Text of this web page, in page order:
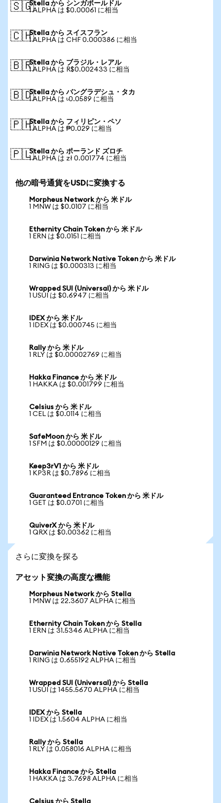
🇸🇬Stella から シンガポールドル
1 ALPHA は $0.00061 に相当
🇨🇭Stella から スイスフラン
1 ALPHA は CHF 0.000386 に相当
🇧🇷Stella から ブラジル・レアル
1 ALPHA は R$0.002433 に相当
🇧🇩Stella から バングラデシュ・タカ
1 ALPHA は ৳0.0589 に相当
🇵🇭Stella から フィリピン・ペソ
1 ALPHA は ₱0.029 に相当
🇵🇱Stella から ポーランド ズロチ
1 ALPHA は zł 0.001774 に相当
他の暗号通貨をUSDに変換する
Morpheus Network から 米ドル
1 MNW は $0.0107 に相当
Ethernity Chain Token から 米ドル
1 ERN は $0.0151 に相当
Darwinia Network Native Token から 米ドル
1 RING は $0.000313 に相当
Wrapped SUI (Universal) から 米ドル
1 USUI は $0.6947 に相当
IDEX から 米ドル
1 IDEX は $0.000745 に相当
Rally から 米ドル
1 RLY は $0.00002769 に相当
Hakka Finance から 米ドル
1 HAKKA は $0.001799 に相当
Celsius から 米ドル
1 CEL は $0.0114 に相当
SafeMoon から 米ドル
1 SFM は $0.00000129 に相当
Keep3rV1 から 米ドル
1 KP3R は $0.7896 に相当
Guaranteed Entrance Token から 米ドル
1 GET は $0.0701 に相当
QuiverX から 米ドル
1 QRX は $0.00362 に相当
さらに変換を探る
アセット変換の高度な機能
Morpheus Network から Stella
1 MNW は 22.3607 ALPHA に相当
Ethernity Chain Token から Stella
1 ERN は 31.5346 ALPHA に相当
Darwinia Network Native Token から Stella
1 RING は 0.655192 ALPHA に相当
Wrapped SUI (Universal) から Stella
1 USUI は 1455.5670 ALPHA に相当
IDEX から Stella
1 IDEX は 1.5604 ALPHA に相当
Rally から Stella
1 RLY は 0.058016 ALPHA に相当
Hakka Finance から Stella
1 HAKKA は 3.7698 ALPHA に相当
Celsius から Stella